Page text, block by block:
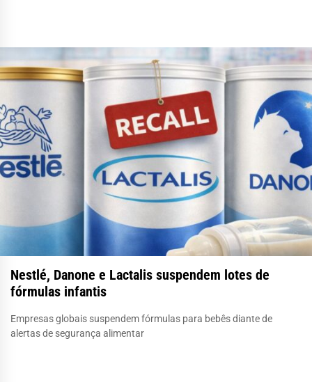
Nestlé, Danone e Lactalis suspendem lotes de
fórmulas infantis
Empresas globais suspendem fórmulas para bebês diante de
alertas de segurança alimentar